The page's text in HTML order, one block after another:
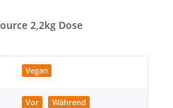
2,2kg Dose
Vegan
Vor Während